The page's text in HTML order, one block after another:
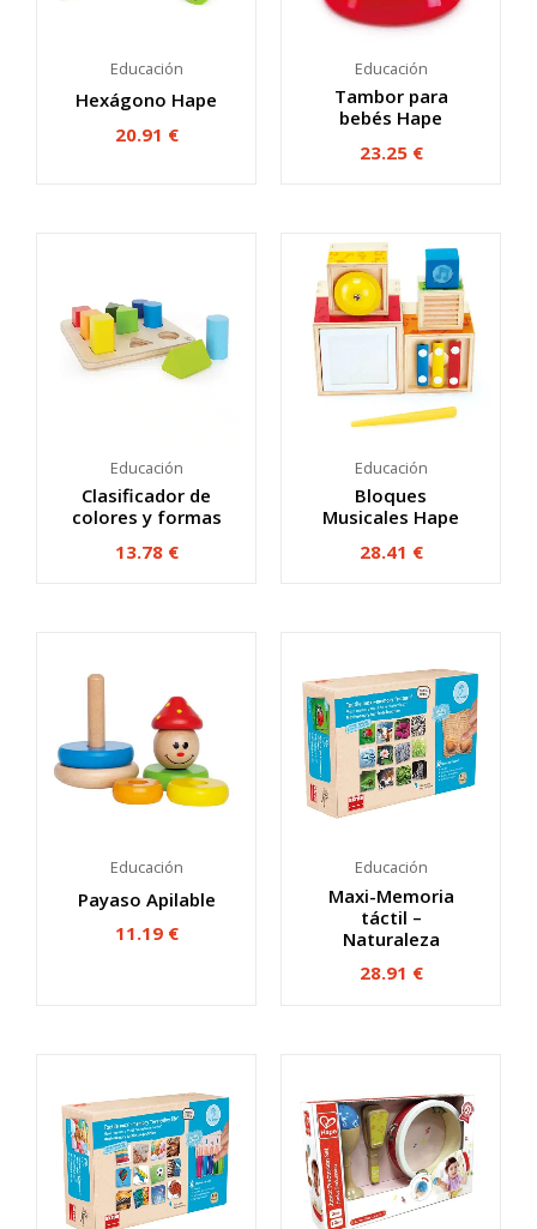
Educación
Hexágono Hape
20.91 €
Educación
Tambor para
bebés Hape
23.25 €
Educación
Clasificador de
colores y formas
13.78 €
Educación
Bloques
Musicales Hape
28.41 €
Educación
Payaso Apilable
11.19 €
Educación
Maxi-Memoria
táctil –
Naturaleza
28.91 €